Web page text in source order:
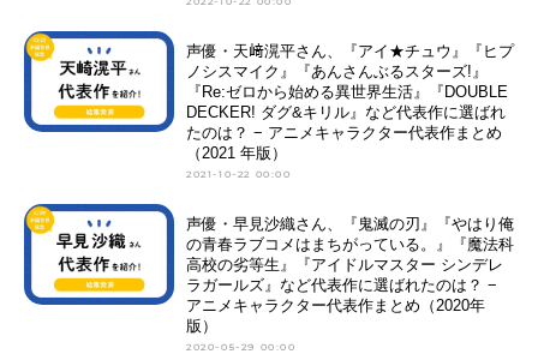
声優・天﨑滉平さん、『アイ★チュウ』『ヒプ
ノシスマイク』『あんさんぶるスターズ!』
『Re:ゼロから始める異世界生活』『DOUBLE
DECKER! ダグ&キリル』など代表作に選ばれ
たのは？ − アニメキャラクター代表作まとめ
（2021 年版）
2021-10-22 00:00
声優・早見沙織さん、『鬼滅の刃』『やはり俺
の青春ラブコメはまちがっている。』『魔法科
高校の劣等生』『アイドルマスター シンデレ
ラガールズ』など代表作に選ばれたのは？ −
アニメキャラクター代表作まとめ（2020年
版）
2020-05-29 00:00